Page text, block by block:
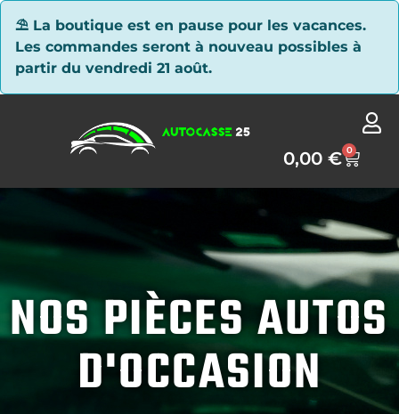
⛱ La boutique est en pause pour les vacances.
Les commandes seront à nouveau possibles à
partir du vendredi 21 août.
0,00€ 0
NOS PIÈCES AUTOS
D'OCCASION
Panneau de gestion des cookies